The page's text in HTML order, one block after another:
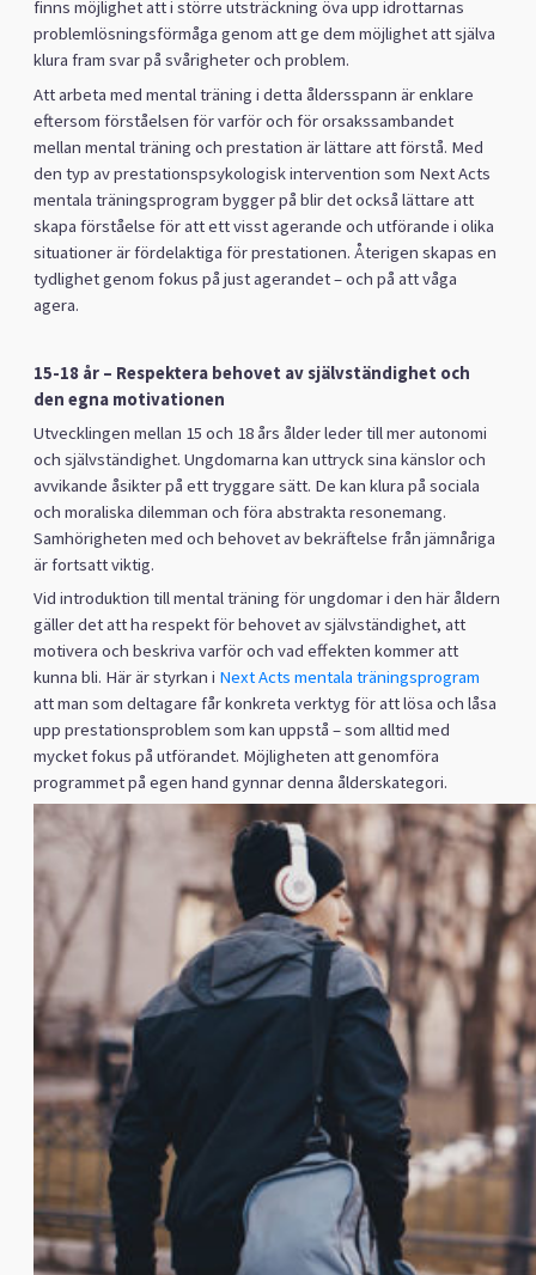
finns möjlighet att i större utsträckning öva upp idrottarnas
problemlösningsförmåga genom att ge dem möjlighet att själva
klura fram svar på svårigheter och problem.
Att arbeta med mental träning i detta åldersspann är enklare
eftersom förståelsen för varför och för orsakssambandet
mellan mental träning och prestation är lättare att förstå. Med
den typ av prestationspsykologisk intervention som Next Acts
mentala träningsprogram bygger på blir det också lättare att
skapa förståelse för att ett visst agerande och utförande i olika
situationer är fördelaktiga för prestationen. Återigen skapas en
tydlighet genom fokus på just agerandet – och på att våga
agera.
15-18 år – Respektera behovet av självständighet och
den egna motivationen
Utvecklingen mellan 15 och 18 års ålder leder till mer autonomi
och självständighet. Ungdomarna kan uttryck sina känslor och
avvikande åsikter på ett tryggare sätt. De kan klura på sociala
och moraliska dilemman och föra abstrakta resonemang.
Samhörigheten med och behovet av bekräftelse från jämnåriga
är fortsatt viktig.
Vid introduktion till mental träning för ungdomar i den här åldern
gäller det att ha respekt för behovet av självständighet, att
motivera och beskriva varför och vad effekten kommer att
kunna bli. Här är styrkan i Next Acts mentala träningsprogram
att man som deltagare får konkreta verktyg för att lösa och låsa
upp prestationsproblem som kan uppstå – som alltid med
mycket fokus på utförandet. Möjligheten att genomföra
programmet på egen hand gynnar denna ålderskategori.